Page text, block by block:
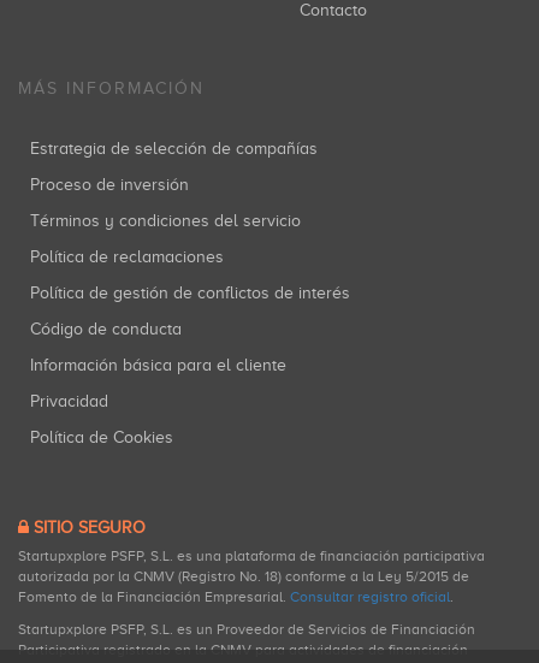
Contacto
MÁS INFORMACIÓN
Estrategia de selección de compañías
Proceso de inversión
Términos y condiciones del servicio
Política de reclamaciones
Política de gestión de conflictos de interés
Código de conducta
Información básica para el cliente
Privacidad
Política de Cookies
SITIO SEGURO
Startupxplore PSFP, S.L. es una plataforma de financiación participativa
autorizada por la CNMV (Registro No. 18) conforme a la Ley 5/2015 de
Fomento de la Financiación Empresarial. Consultar registro oficial.
Startupxplore PSFP, S.L. es un Proveedor de Servicios de Financiación
Participativa registrado en la CNMV para actividades de financiación